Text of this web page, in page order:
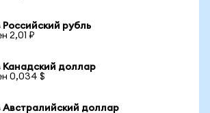
Российский рубль
2,01 ₽
Канадский доллар
0,034 $
Австралийский доллар